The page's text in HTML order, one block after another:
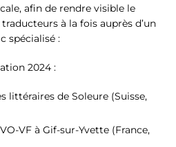
afin de rendre visible le
à la fois auprès d’un
spécialisé :
2024 :
littéraires de Soleure (Suisse,
VF à Gif-sur-Yvette (France,